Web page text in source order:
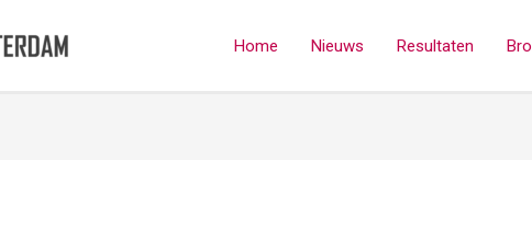
Home Nieuws Resultaten